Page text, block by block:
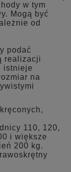
w tym
Mogą być
od
podać
realizacji
istnieje
na
110, 120,
i większe
200 kg.